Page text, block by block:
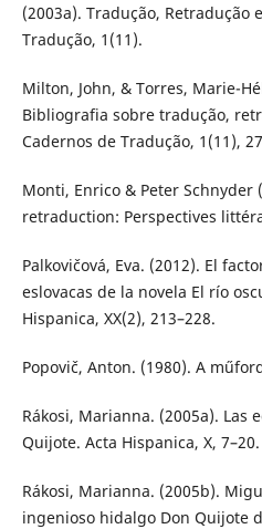
(2003a). Tradução, Retradução
Tradução, 1(11).
Milton, John, & Torres, Marie-
Bibliografia sobre tradução,
Cadernos de Tradução, 1(11),
Monti, Enrico & Peter Schnyder
retraduction: Perspectives
Palkovičová, Eva. (2012). El
eslovacas de la novela El río
Hispanica, XX(2), 213–228.
Popovič, Anton. (1980). A
Rákosi, Marianna. (2005a). Las
Quijote. Acta Hispanica, X, 7–20.
Rákosi, Marianna. (2005b).
ingenioso hidalgo Don Quijote